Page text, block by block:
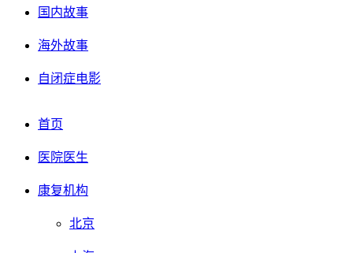
国内故事
海外故事
自闭症电影
首页
医院医生
康复机构
北京